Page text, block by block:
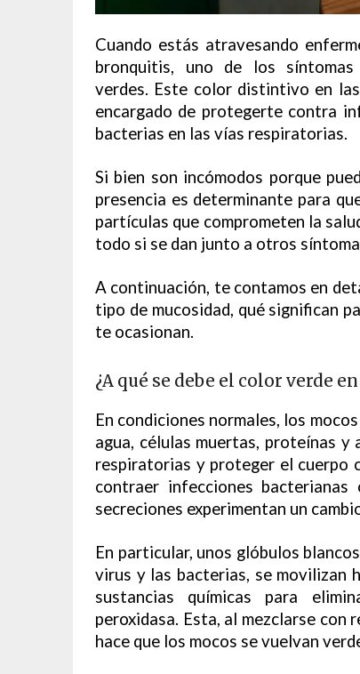
Cuando estás atravesando
bronquitis, uno de los
verdes. Este color distintivo en
encargado de protegerte contra
bacterias en las vías respiratorias.
Si bien son incómodos porque
presencia es determinante para
partículas que comprometen la
todo si se dan junto a otros
A continuación, te contamos en
tipo de mucosidad, qué significan
te ocasionan.
¿A qué se debe el color verde
En condiciones normales, los
agua, células muertas, proteínas
respiratorias y proteger el cuerpo
contraer infecciones
secreciones experimentan un
En particular, unos glóbulos
virus y las bacterias, se movilizan
sustancias químicas para
peroxidasa. Esta, al mezclarse con
hace que los mocos se vuelvan